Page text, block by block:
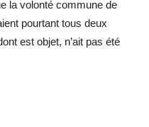
la volonté commune de
pourtant tous deux
est objet, n’ait pas été